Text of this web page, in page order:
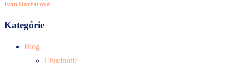
Ivon Harčarová
Kategórie
Blog
Chudnutie